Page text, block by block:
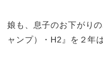
娘も、息子のお下がり
ャンプ）・H2』を２年